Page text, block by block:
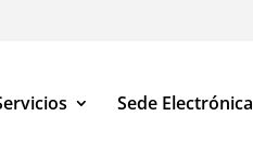
Sede Electrónica